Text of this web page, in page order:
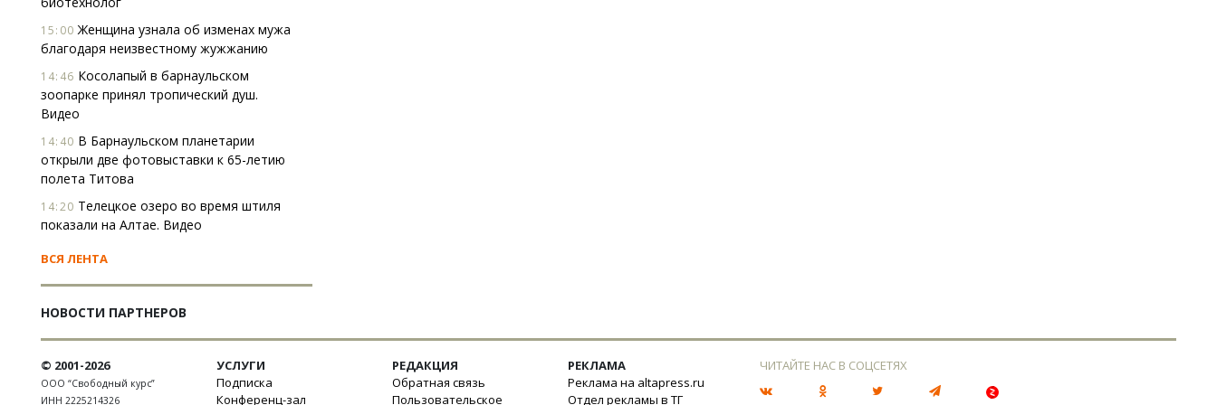
15:00 Женщина узнала об изменах мужа
благодаря неизвестному жужжанию
14:46 Косолапый в барнаульском
зоопарке принял тропический душ.
Видео
14:40 В Барнаульском планетарии
открыли две фотовыставки к 65-летию
полета Титова
14:20 Телецкое озеро во время штиля
показали на Алтае. Видео
ВСЯ ЛЕНТА
НОВОСТИ ПАРТНЕРОВ
© 2001-2026
ООО “Свободный курс”
ИНН 2225214326
УСЛУГИ
Подписка
Конференц-зал
РЕДАКЦИЯ
Обратная связь
Пользовательское
РЕКЛАМА
Реклама на altapress.ru
Отдел рекламы в ТГ
ЧИТАЙТЕ НАС В СОЦСЕТЯХ